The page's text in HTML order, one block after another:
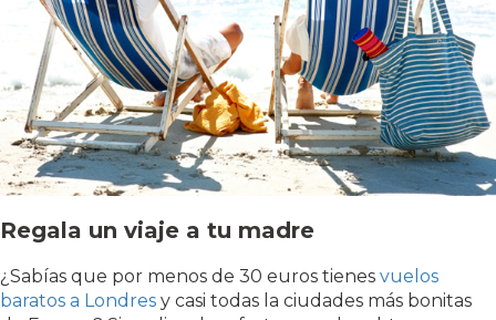
Regala un viaje a tu madre
¿Sabías que por menos de 30 euros tienes vuelos
baratos a Londres y casi todas la ciudades más bonitas